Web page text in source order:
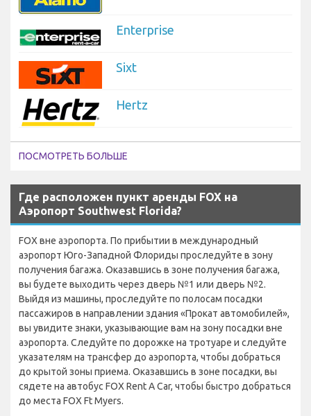
Enterprise
Sixt
Hertz
ПОСМОТРЕТЬ БОЛЬШЕ
Где расположен пункт аренды FOX на
Аэропорт Southwest Florida?
FOX вне аэропорта. По прибытии в международный
аэропорт Юго-Западной Флориды проследуйте в зону
получения багажа. Оказавшись в зоне получения багажа,
вы будете выходить через дверь №1 или дверь №2.
Выйдя из машины, проследуйте по полосам посадки
пассажиров в направлении здания «Прокат автомобилей»,
вы увидите знаки, указывающие вам на зону посадки вне
аэропорта. Следуйте по дорожке на тротуаре и следуйте
указателям на трансфер до аэропорта, чтобы добраться
до крытой зоны приема. Оказавшись в зоне посадки, вы
сядете на автобус FOX Rent A Car, чтобы быстро добраться
до места FOX Ft Myers.